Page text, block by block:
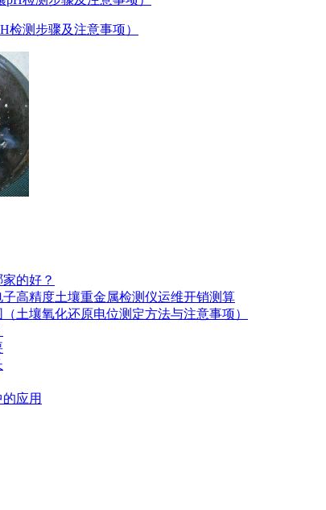
检测步骤及注意事项）
的好？
高精度土壤重金属检测仪运维开销测算
土壤氧化还原电位测定方法与注意事项）
应用